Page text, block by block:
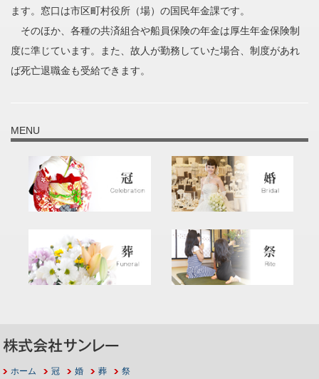
ます。窓口は市区町村役所（場）の国民年金課です。
そのほか、各種の共済組合や船員保険の年金は厚生年金保険制
度に準じています。また、故人が勤務していた場合、制度があれ
ば死亡退職金も受給できます。
MENU
ホーム 冠 婚 葬 祭